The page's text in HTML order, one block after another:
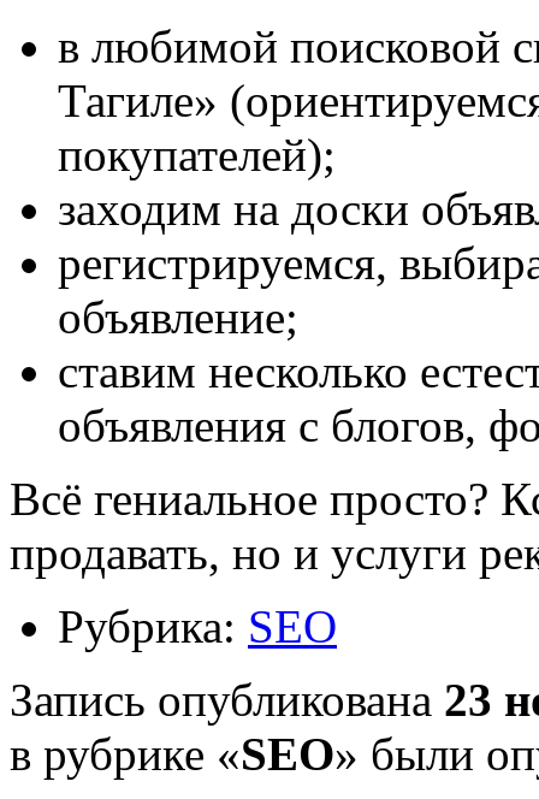
в любимой поисковой
Тагиле»
покупателей);
заходим на доски
регистрируемся,
объявление;
ставим несколько
объявления с блогов,
Всё гениальное просто?
продавать, но и услуги
Рубрика: SEO
Запись опубликована 23
в рубрике «SEO» были